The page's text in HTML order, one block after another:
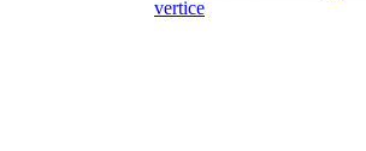
vertice